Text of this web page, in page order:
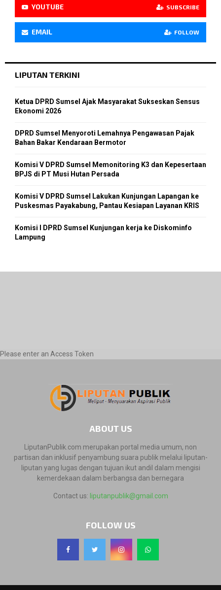
YOUTUBE SUBSCRIBE
EMAIL FOLLOW
LIPUTAN TERKINI
Ketua DPRD Sumsel Ajak Masyarakat Sukseskan Sensus
Ekonomi 2026
DPRD Sumsel Menyoroti Lemahnya Pengawasan Pajak
Bahan Bakar Kendaraan Bermotor
Komisi V DPRD Sumsel Memonitoring K3 dan Kepesertaan
BPJS di PT Musi Hutan Persada
Komisi V DPRD Sumsel Lakukan Kunjungan Lapangan ke
Puskesmas Payakabung, Pantau Kesiapan Layanan KRIS
Komisi I DPRD Sumsel Kunjungan kerja ke Diskominfo
Lampung
Please enter an Access Token
ABOUT US
LiputanPublik.com merupakan portal media umum, non
partisan dan inklusif penyambung suara publik melalui liputan-
liputan yang lugas dengan tujuan ikut andil dalam mengisi
kemerdekaan dalam berbangsa dan bernegara
Contact us: liputanpublik@gmail.com
FOLLOW US